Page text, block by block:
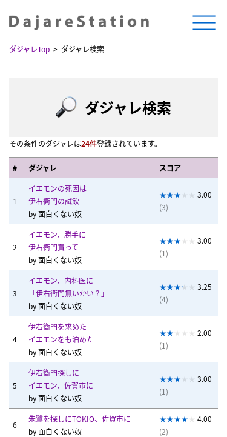
ダジャレTop ダジャレ検索
ダジャレ検索
その条件のダジャレは24件登録されています。
# ダジャレ スコア
1
イエモンの死因は
伊右衛門の試飲
by面白くない奴
3.00
(3)
2
イエモン、勝手に
伊右衛門買って
by面白くない奴
3.00
(1)
3
イエモン、内科医に
「伊右衛門無いかい？」
by面白くない奴
3.25
(4)
4
伊右衛門を求めた
イエモンをも泊めた
by面白くない奴
2.00
(1)
5
伊右衛門探しに
イエモン、佐賀市に
by面白くない奴
3.00
(1)
6
朱鷺を探しにTOKIO、佐賀市に
by面白くない奴
4.00
(2)